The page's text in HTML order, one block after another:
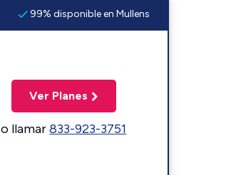
99% disponible en Mullens
Ver Planes
o llamar833-923-3751